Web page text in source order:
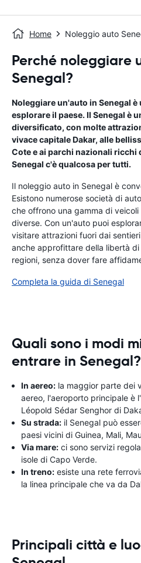
Home Noleggio auto
Perché noleggiare
Senegal?
Noleggiare un'auto in Senegal
esplorare il paese. Il Senegal è
diversificato, con molte
vivace capitale Dakar, alle
Cote e ai parchi nazionali ricchi
Senegal c'è qualcosa per tutti.
Il noleggio auto in Senegal è
Esistono numerose società di
che offrono una gamma di
diverse. Con un'auto puoi
visitare attrazioni fuori dai
anche approfittare della libertà
regioni, senza dover fare
Completa la guida di Senegal
Quali sono i modi
entrare in Senegal?
In aereo: la maggior parte dei
aereo, l'aeroporto principale è
Léopold Sédar Senghor di
Su strada: il Senegal può
paesi vicini di Guinea, Mali,
Via mare: ci sono servizi
isole di Capo Verde.
In treno: esiste una rete
la linea principale che va da
Principali città e